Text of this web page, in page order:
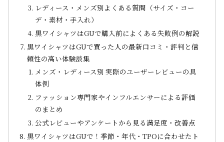
レディース・メンズ別よくある質問（サイズ・コー
デ・素材・手入れ）
黒ワイシャツはGUで購入前によくある失敗例の解説
黒ワイシャツはGUで買った人の最新口コミ・評判と信
頼性の高い体験談集
メンズ・レディース別 実際のユーザーレビューの具
体例
ファッション専門家やインフルエンサーによる評価
のまとめ
公式レビューやアンケートから見る満足度・改善点
黒ワイシャツはGUで！季節・年代・TPOに合わせたト